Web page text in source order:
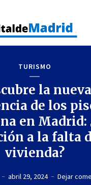
TURISMO
la nueva
de los
en Madrid:
a la falta
vivienda?
abril 29, 2024 Dejar